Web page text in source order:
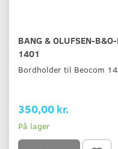
BANG & OLUFSEN-
1401
Bordholder til Beocom
350,00 kr.
På lager